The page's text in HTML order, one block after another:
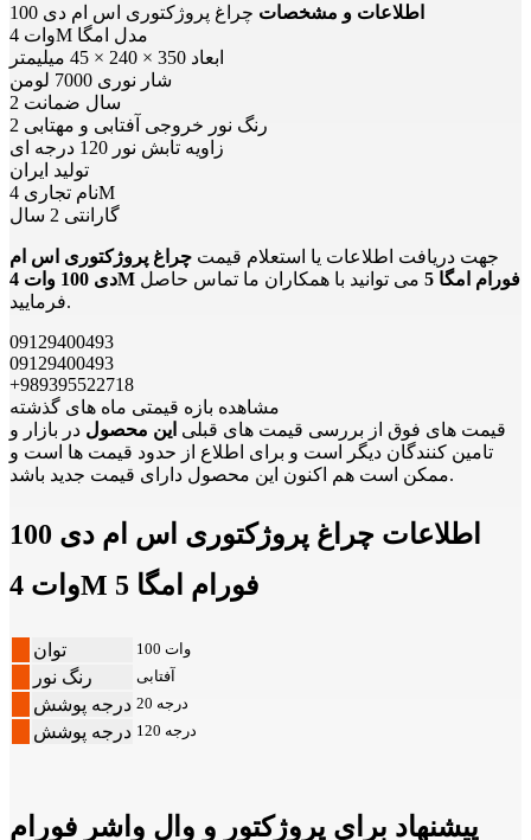
اطلاعات و مشخصات
چراغ پروژکتوری اس ام دی 100
وات 4M مدل امگا
ابعاد 350 × 240 × 45 میلیمتر
شار نوری 7000 لومن
2 سال ضمانت
2 رنگ نور خروجی آفتابی و مهتابی
تولید ایران
نام تجاری 4M
گارانتی 2 سال
جهت دریافت اطلاعات یا استعلام قیمت چراغ پروژکتوری اس ام
دی 100 وات 4M فورام امگا 5
می توانید با همکاران ما تماس حاصل
فرمایید.
09129400493
09129400493
+989395522718
مشاهده بازه قیمتی ماه های گذشته
قیمت های فوق از بررسی قیمت های قبلی این محصول در بازار و
تامین کنندگان دیگر است و برای اطلاع از حدود قیمت ها است و
ممکن است هم اکنون این محصول دارای قیمت جدید باشد.
اطلاعات چراغ پروژکتوری اس ام دی 100
وات 4M فورام امگا 5
توان 100 وات
رنگ نور آفتابی
درجه پوشش 20 درجه
درجه پوشش 120 درجه
پیشنهاد برای پروژکتور و وال واشر فورام